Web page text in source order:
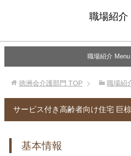
職場紹介
徳洲会介護部門 TOP 職場紹
サービス付き高齢者向け住宅 巨
基本情報
職場紹介 Menu